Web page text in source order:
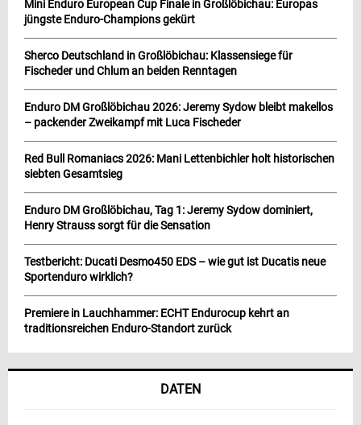
Mini Enduro European Cup Finale in Großlöbichau: Europas
jüngste Enduro-Champions gekürt
Sherco Deutschland in Großlöbichau: Klassensiege für
Fischeder und Chlum an beiden Renntagen
Enduro DM Großlöbichau 2026: Jeremy Sydow bleibt makellos
– packender Zweikampf mit Luca Fischeder
Red Bull Romaniacs 2026: Mani Lettenbichler holt historischen
siebten Gesamtsieg
Enduro DM Großlöbichau, Tag 1: Jeremy Sydow dominiert,
Henry Strauss sorgt für die Sensation
Testbericht: Ducati Desmo450 EDS – wie gut ist Ducatis neue
Sportenduro wirklich?
Premiere in Lauchhammer: ECHT Endurocup kehrt an
traditionsreichen Enduro-Standort zurück
DATEN